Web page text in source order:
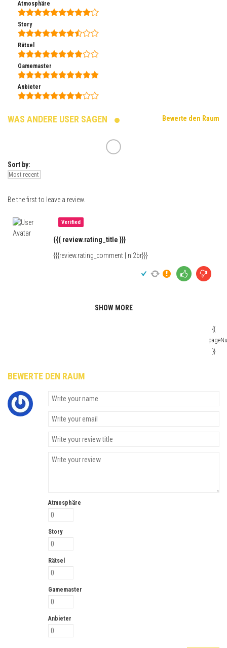
Atmosphäre
Story
Rätsel
Gamemaster
Anbieter
WAS ANDERE USER SAGEN Bewerte den Raum
Sort by:
Be the first to leave a review.
Verified
{{{ review.rating_title }}}
{{{review.rating_comment | nl2br}}}
SHOW MORE
{{
}}
BEWERTE DEN RAUM
Atmosphäre
Story
Rätsel
Gamemaster
Anbieter